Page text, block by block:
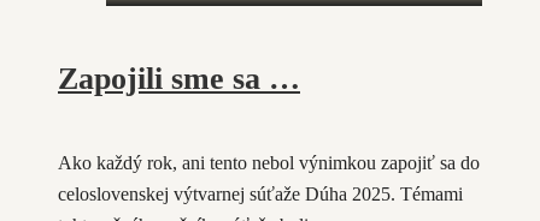
Zapojili sme sa …
Ako každý rok, ani tento nebol výnimkou zapojiť sa do
celoslovenskej výtvarnej súťaže Dúha 2025. Témami